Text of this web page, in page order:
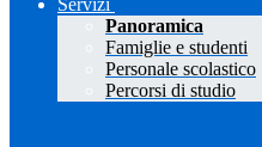
Servizi
Panoramica
Famiglie e studenti
Personale scolastico
Percorsi di studio